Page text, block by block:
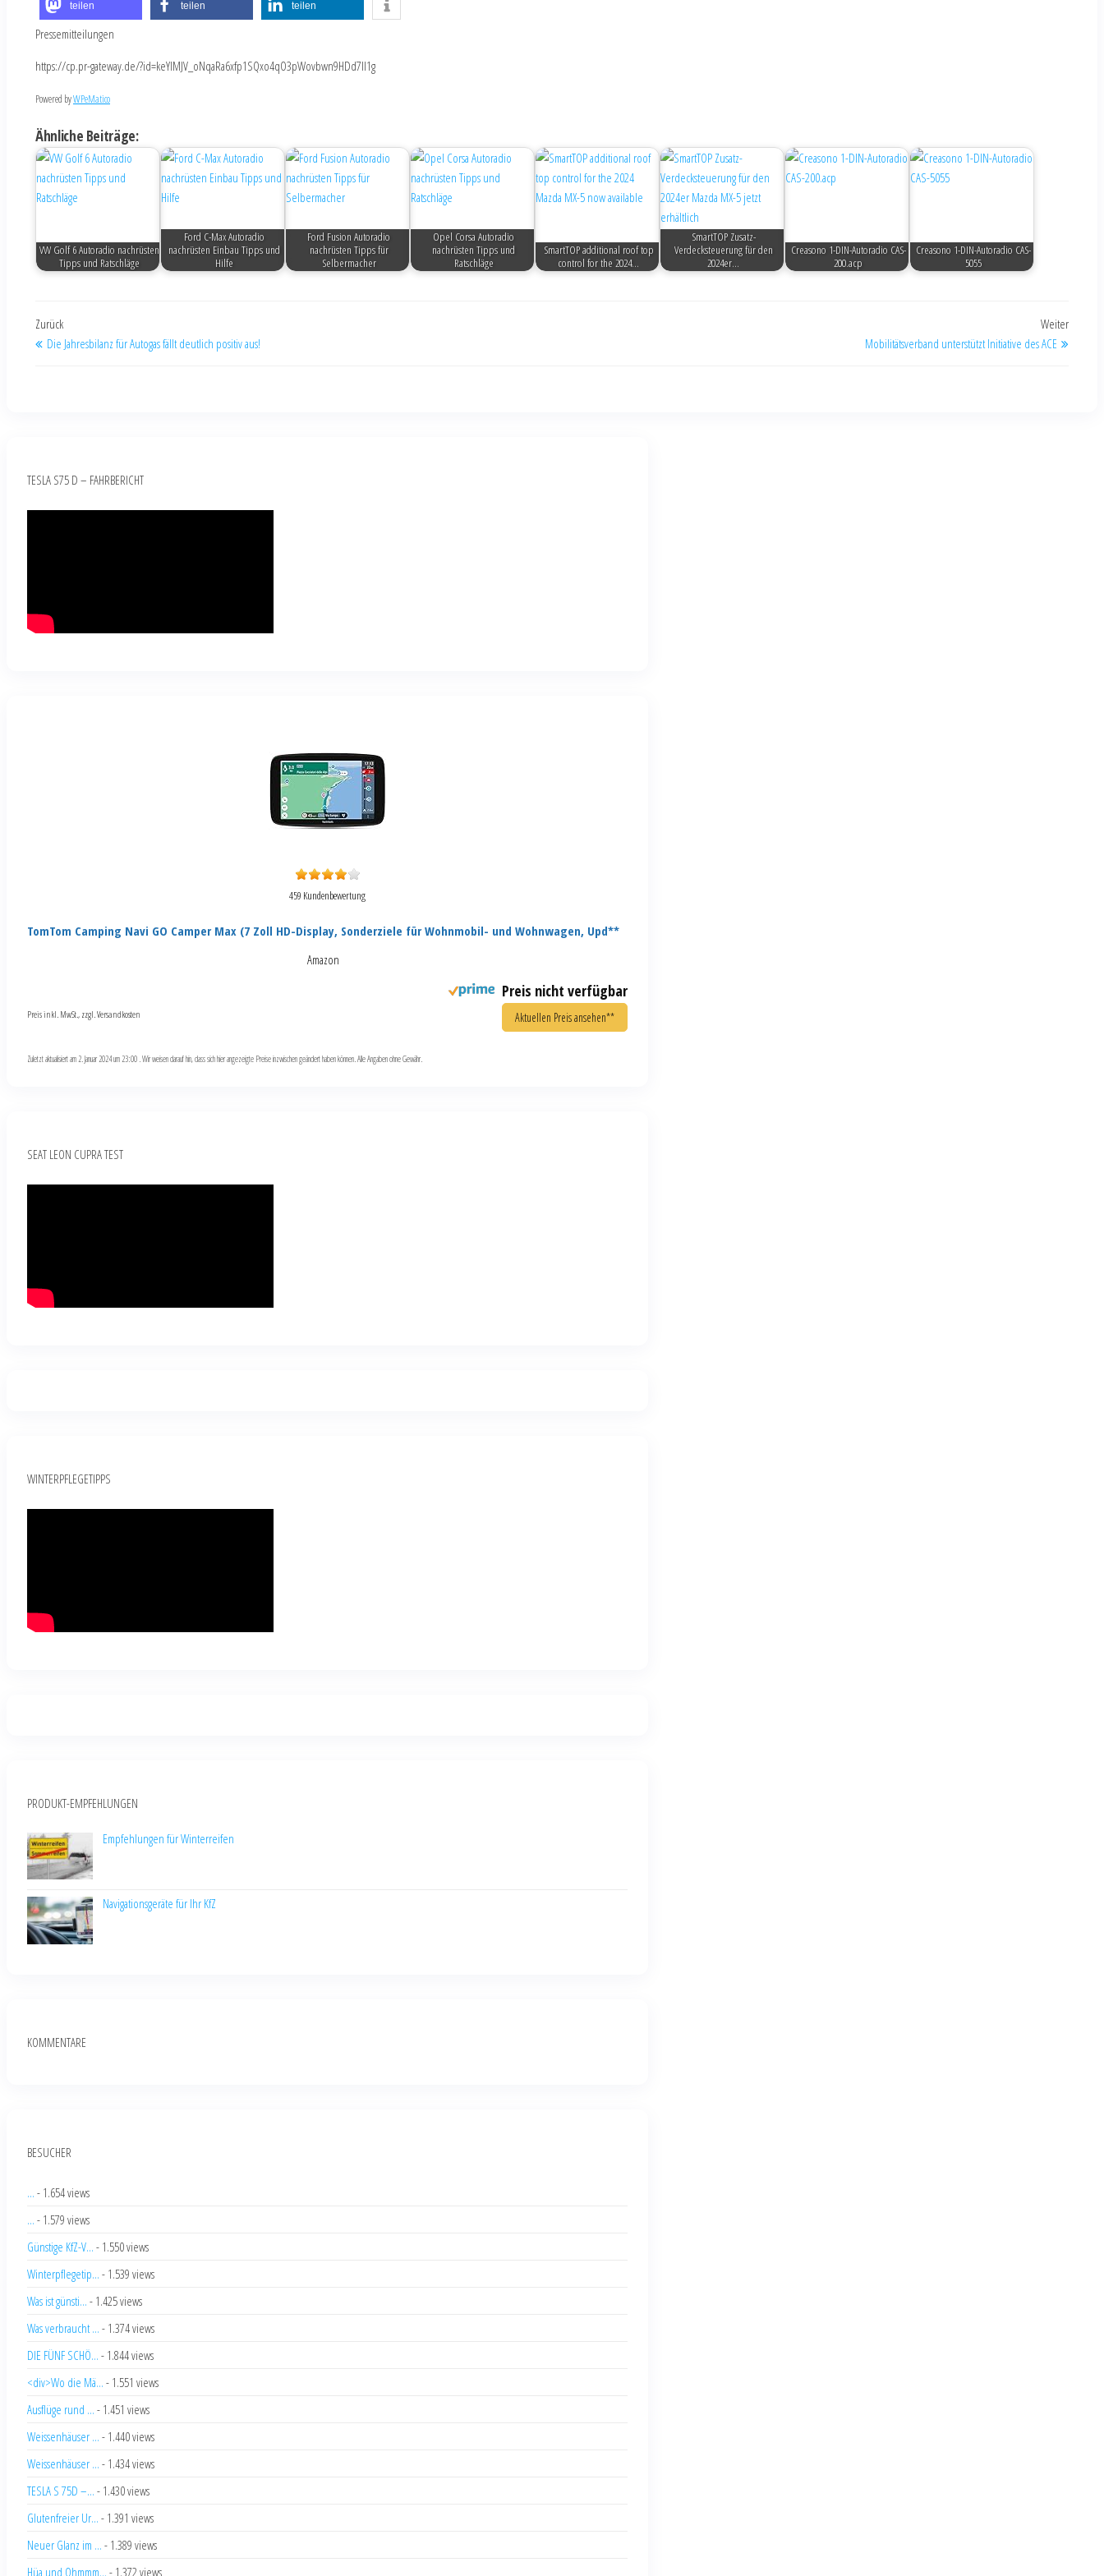
teilen teilen teilen
Pressemitteilungen
https://cp.pr-gateway.de/?id=keYlMJV_oNqaRa6xfp1SQxo4qO3pWovbwn9HDd7Il1g
Powered byWPeMatico
Ähnliche Beiträge:
VW Golf 6 Autoradio nachrüsten
Tipps und Ratschläge
Ford C-Max Autoradio
nachrüsten Einbau Tipps und
Hilfe
Ford Fusion Autoradio
nachrüsten Tipps für
Selbermacher
Opel Corsa Autoradio
nachrüsten Tipps und
Ratschläge
SmartTOP additional roof top
control for the 2024…
SmartTOP Zusatz-
Verdecksteuerung für den
2024er…
Creasono 1-DIN-Autoradio CAS-
200.acp
Creasono 1-DIN-Autoradio CAS-
5055
Zurück
Die Jahresbilanz für Autogas fällt deutlich positiv aus!
Weiter
Mobilitätsverband unterstützt Initiative des ACE
TESLA S75 D – FAHRBERICHT
459 Kundenbewertung
TomTom Camping Navi GO Camper Max (7 Zoll HD-Display, Sonderziele für Wohnmobil- und Wohnwagen, Upd**
Amazon
Preis nicht verfügbar
Aktuellen Preis ansehen**
Preis inkl. MwSt., zzgl. Versandkosten
Zuletzt aktualisiert am 2. Januar 2024 um 23:00 . Wir weisen darauf hin, dass sich hier angezeigte Preise inzwischen geändert haben können. Alle Angaben ohne Gewähr.
SEAT LEON CUPRA TEST
WINTERPFLEGETIPPS
PRODUKT-EMPFEHLUNGEN
Empfehlungen für Winterreifen
Navigationsgeräte für Ihr KfZ
KOMMENTARE
BESUCHER
... - 1.654 views
... - 1.579 views
Günstige KfZ-V... - 1.550 views
Winterpflegetip... - 1.539 views
Was ist günsti... - 1.425 views
Was verbraucht ... - 1.374 views
DIE FÜNF SCHÖ... - 1.844 views
<div>Wo die Mä... - 1.551 views
Ausflüge rund ... - 1.451 views
Weissenhäuser ... - 1.440 views
Weissenhäuser ... - 1.434 views
TESLA S 75D –... - 1.430 views
Glutenfreier Ur... - 1.391 views
Neuer Glanz im ... - 1.389 views
Hüa und Ohmmm... - 1.372 views